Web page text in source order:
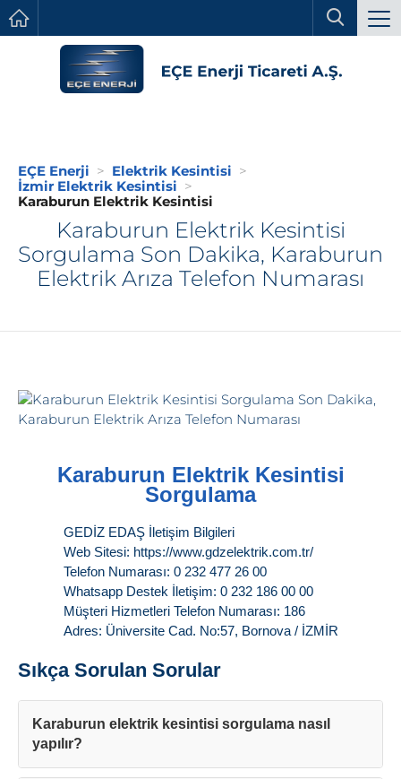
EÇE Enerji
Elektrik Kesintisi
İzmir Elektrik Kesintisi
Karaburun Elektrik Kesintisi
Karaburun Elektrik Kesintisi
Sorgulama Son Dakika, Karaburun
Elektrik Arıza Telefon Numarası
Karaburun Elektrik Kesintisi
Sorgulama
GEDİZ EDAŞ İletişim Bilgileri
Web Sitesi: https://www.gdzelektrik.com.tr/
Telefon Numarası: 0 232 477 26 00
Whatsapp Destek İletişim: 0 232 186 00 00
Müşteri Hizmetleri Telefon Numarası: 186
Adres: Üniversite Cad. No:57, Bornova / İZMİR
Sıkça Sorulan Sorular
Karaburun elektrik kesintisi sorgulama nasıl
yapılır?